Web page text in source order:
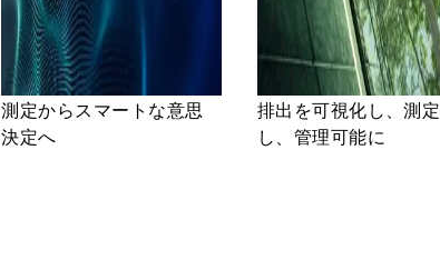
測定からスマートな意思
決定へ
排出を可視化し、測定
し、管理可能に